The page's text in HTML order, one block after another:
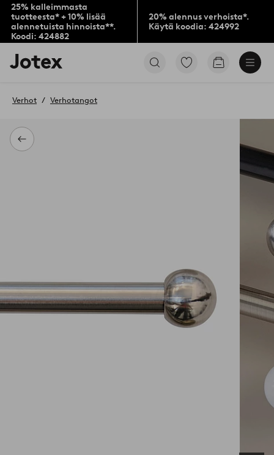
25% kalleimmasta
tuotteesta* + 10% lisää
alennetuista hinnoista**.
Koodi: 424882
20% alennus verhoista*.
Käytä koodia: 424992
Jotex-
logo
aloitussivulle
Siirry
Siirry
Takaisin
Verhot Verhotangot